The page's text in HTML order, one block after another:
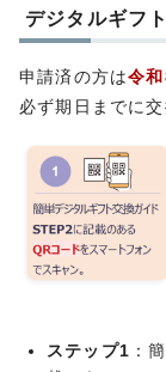
デジタルギフ
申請済の方は令
必ず期日までに
ステップ1 ：